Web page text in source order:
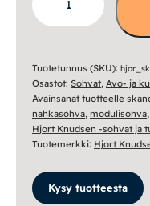
avokulmasohva
recliner
nahkaverhoilu
määrä
Tuotetunnus (SKU):
Osastot: Sohvat, Avo- ja
Avainsanat tuotteelle
nahkasohva, modulisohva,
Hjort Knudsen -sohvat ja
Tuotemerkki: Hjort
Kysy tuotteesta